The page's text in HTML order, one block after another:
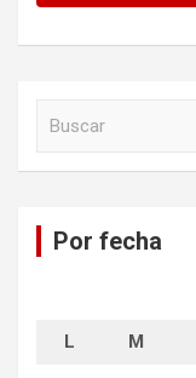
Por fecha
L M